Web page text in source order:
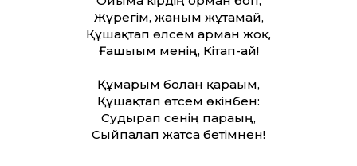
Жүрегім, жаным жұтамай,
Құшақтап өлсем арман жоқ,
Ғашығым менің, Кітап-ай!
Құмарым болған қарағым,
Құшақтап өтсем өкінбен:
Судырап сенің парағың,
Сыйпалап жатса бетімнен!